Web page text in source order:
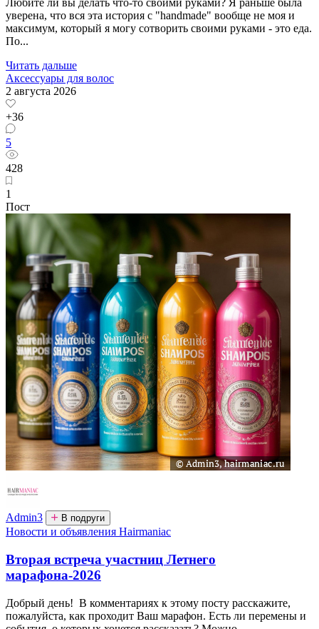
Любите ли вы делать что-то своими руками? Я раньше была
уверена, что вся эта история с "handmade" вообще не моя и
максимум, который я могу сотворить своими руками - это еда.
По...
Читать дальше
Аксессуары для волос
2 августа 2026
+36
5
428
1
Пост
Admin3 В подруги
Новости и объявления Hairmaniac
Вторая встреча участниц Летнего
марафона-2026
Добрый день! В комментариях к этому посту расскажите,
пожалуйста, как проходит Ваш марафон. Есть ли перемены и